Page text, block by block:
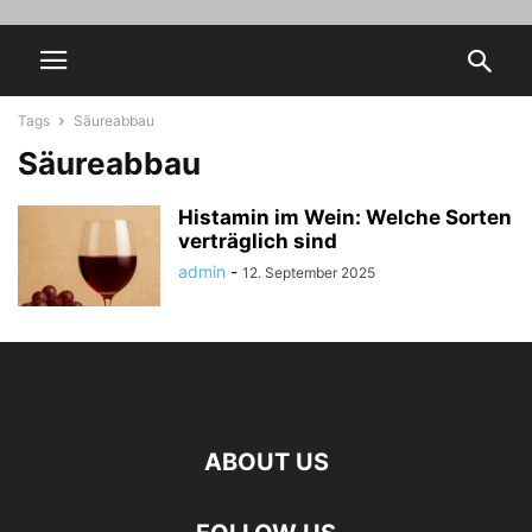
Tags Säureabbau
Säureabbau
Histamin im Wein: Welche Sorten
verträglich sind
admin - 12. September 2025
ABOUT US